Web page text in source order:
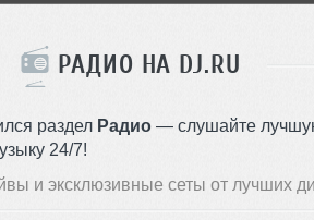
РАДИО НА DJ.RU
раздел Радио — слушайте
24/7!
и эксклюзивные сеты от лучших
5.7 MB,